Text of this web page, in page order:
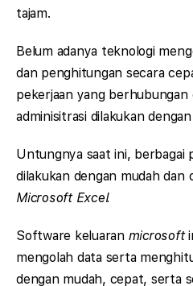
tajam.
Belum adanya teknologi
dan penghitungan secara
pekerjaan yang berhubungan
adminisitrasi dilakukan
Untungnya saat ini, berbagai
dilakukan dengan mudah
Microsoft Excel.
Software keluaran microsoft
mengolah data serta
dengan mudah, cepat, serta